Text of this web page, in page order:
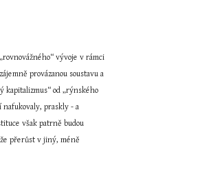
vývoje v rámci
provázanou soustavu a
kapitalizmus“ od „rýnského
nafukovaly, praskly - a
však patrně budou
přerůst v jiný, méně